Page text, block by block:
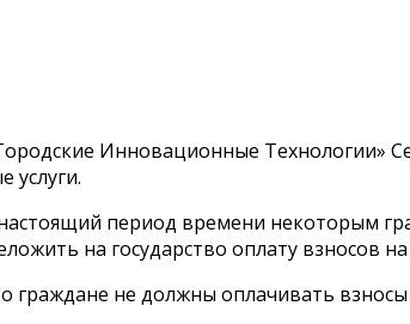
Инновационные Технологии»
услуги.
период времени некоторым
на государство оплату взносов
граждане не должны оплачивать